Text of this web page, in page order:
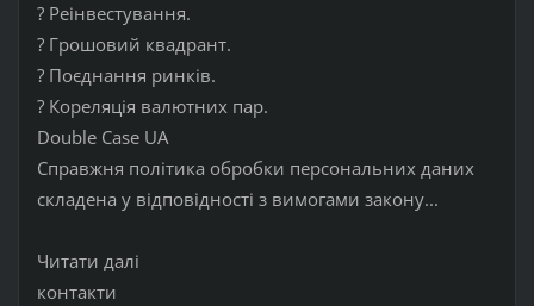
? Реінвестування.
? Грошовий квадрант.
? Поєднання ринків.
? Кореляція валютних пар.
Double Case UA
Справжня політика обробки персональних даних
складена у відповідності з вимогами закону...
Читати далі
контакти